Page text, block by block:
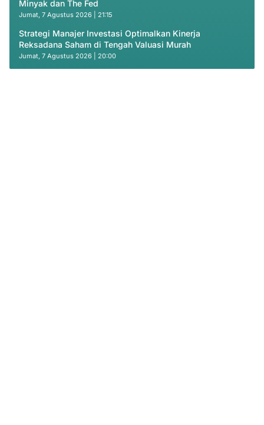
Minyak dan The Fed
Jumat, 7 Agustus 2026 | 21:15
Strategi Manajer Investasi Optimalkan Kinerja
Reksadana Saham di Tengah Valuasi Murah
Jumat, 7 Agustus 2026 | 20:00